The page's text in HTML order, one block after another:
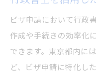
ビザ申請において行政
作成や手続きの効率化
できます。東京都内に
ど、ビザ申請に特化し